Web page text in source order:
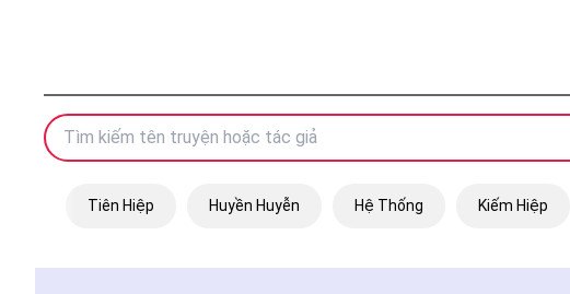
Tiên Hiệp Huyền Huyễn Hệ Thống Kiếm Hiệp